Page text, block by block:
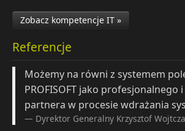
Zobacz kompetencje IT »
Referencje
Możemy na równi z systemem
PROFISOFT jako profesjonalnego
partnera w procesie wdrażania
Dyrektor Generalny Krzysztof